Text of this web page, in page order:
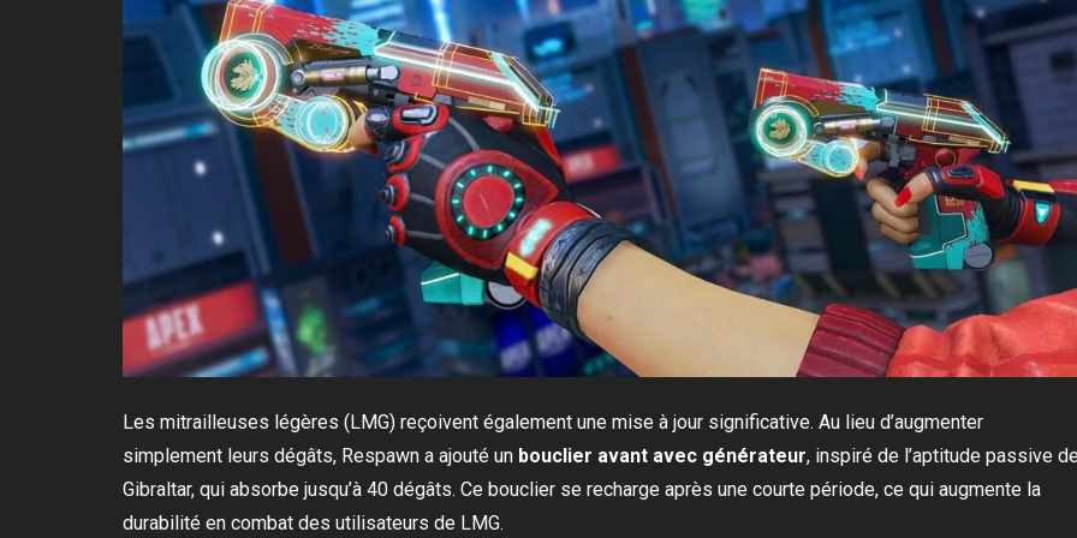
Les mitrailleuses légères (LMG) reçoivent également une mise à jour significative. Au lieu d’augmenter
simplement leurs dégâts, Respawn a ajouté un bouclier avant avec générateur, inspiré de l’aptitude passive
Gibraltar, qui absorbe jusqu’à 40 dégâts. Ce bouclier se recharge après une courte période, ce qui augmente la
durabilité en combat des utilisateurs de LMG.